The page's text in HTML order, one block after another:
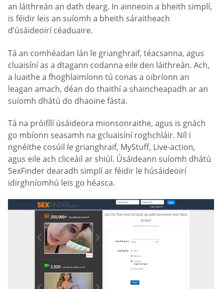
an láithreán an dath dearg. In ainneoin a bheith simplí,
is féidir leis an suíomh a bheith sáraitheach
d’úsáideoirí céaduaire.
Tá an comhéadan lán le grianghraif, téacsanna, agus
cluaisíní as a dtagann codanna eile den láithreán. Ach,
a luaithe a fhoghlaimíonn tú conas a oibríonn an
leagan amach, déan do thaithí a shaincheapadh ar an
suíomh dhátú do dhaoine fásta.
Tá na próifílí úsáideora mionsonraithe, agus is gnách
go mbíonn seasamh na gcluaisíní roghchláir. Níl i
ngnéithe cosúil le grianghraif, MyStuff, Live-action,
agus eile ach cliceáil ar shiúl. Úsáideann suíomh dhátú
SexFinder dearadh simplí ar féidir le húsáideoirí
idirghníomhú leis go héasca.